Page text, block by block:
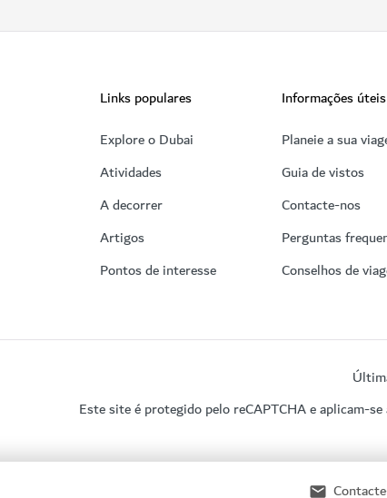
Links populares
Explore o Dubai
Atividades
A decorrer
Artigos
Pontos de interesse
Informações úteis
Planeie a sua
Guia de vistos
Contacte-nos
Perguntas
Conselhos de
Este site é protegido pelo reCAPTCHA e aplicam-se